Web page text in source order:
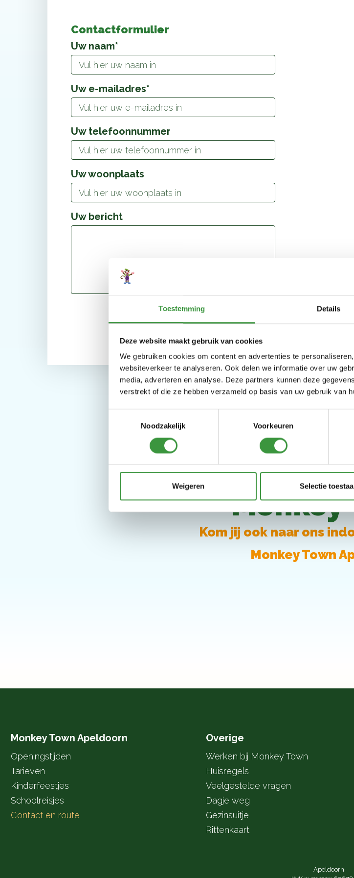
Toestemming Details
Deze website maakt gebruik van cookies
We gebruiken cookies om content en advertenties te
websiteverkeer te analyseren. Ook delen we informatie over uw
media, adverteren en analyse. Deze partners kunnen deze
verstrekt of die ze hebben verzameld op basis van uw gebruik van
Noodzakelijk
Voorkeuren
Weigeren Selectie
Contactformulier
Uw naam*
Uw e-mailadres*
Uw telefoonnummer
Uw woonplaats
Uw bericht
verstuur
Monkey
Kom jij ook naar ons
Monkey Town
Monkey Town Apeldoorn
Openingstijden
Tarieven
Kinderfeestjes
Schoolreisjes
Contact en route
Overige
Werken bij Monkey Town
Huisregels
Veelgestelde vragen
Dagje weg
Gezinsuitje
Rittenkaart
Apeldoorn